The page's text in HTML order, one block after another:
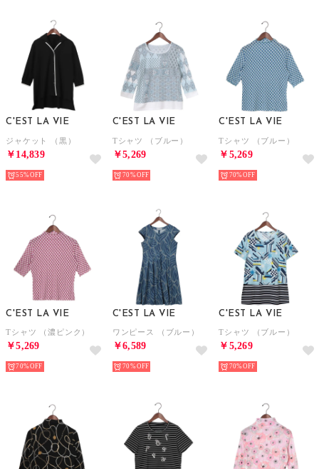
C'EST LA VIE
ジャケット （黒）
￥14,839
55%
C'EST LA VIE
Tシャツ （ブルー）
￥5,269
70%
C'EST LA VIE
Tシャツ （ブルー）
￥5,269
70%
C'EST LA VIE
Tシャツ （濃ピンク）
￥5,269
70%
C'EST LA VIE
ワンピース （ブルー）
￥6,589
70%
C'EST LA VIE
Tシャツ （ブルー）
￥5,269
70%